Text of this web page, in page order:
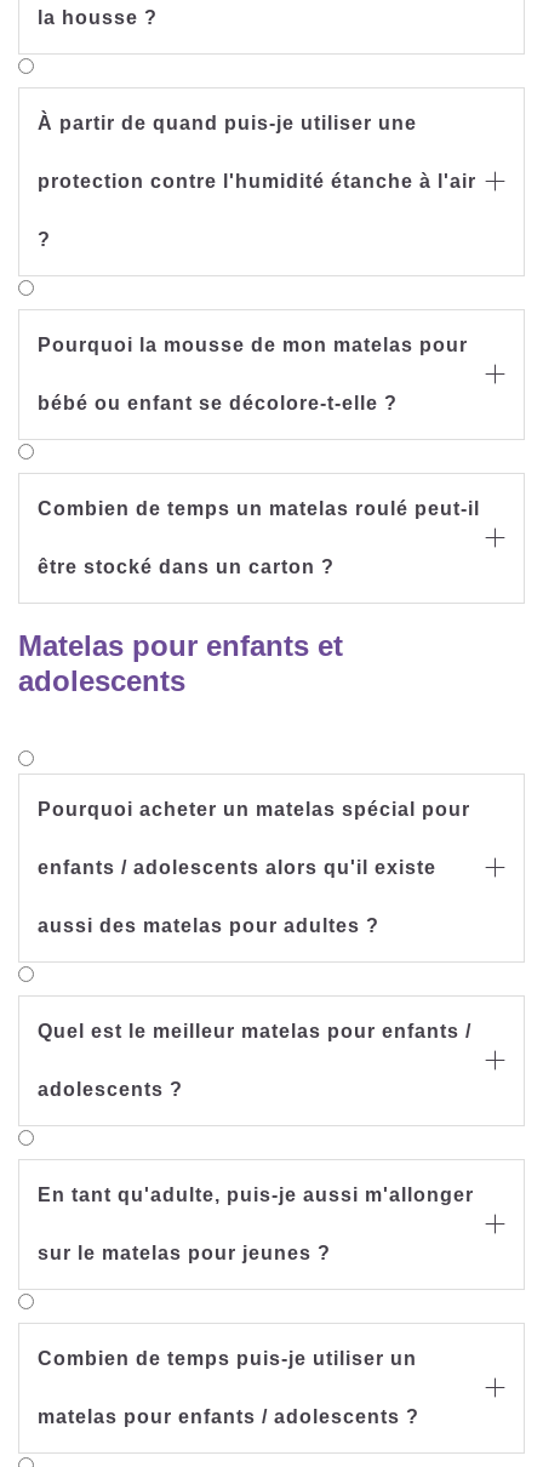
la housse ?
À partir de quand puis-je utiliser une
protection contre l'humidité étanche à l'air
?

Pourquoi la mousse de mon matelas pour
bébé ou enfant se décolore-t-elle ?

Combien de temps un matelas roulé peut-il
être stocké dans un carton ?

Matelas pour enfants et
adolescents
Pourquoi acheter un matelas spécial pour
enfants / adolescents alors qu'il existe
aussi des matelas pour adultes ?

Quel est le meilleur matelas pour enfants /
adolescents ?

En tant qu'adulte, puis-je aussi m'allonger
sur le matelas pour jeunes ?

Combien de temps puis-je utiliser un
matelas pour enfants / adolescents ?
